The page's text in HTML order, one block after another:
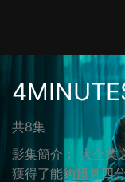
共8集
影集簡介： 大企業
獲得了能夠預見四